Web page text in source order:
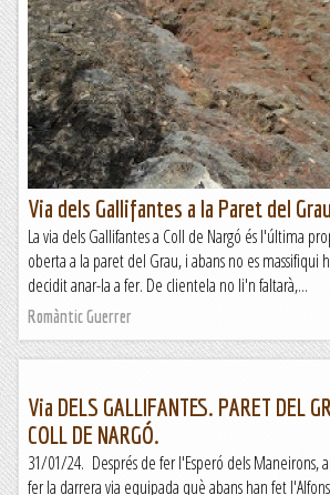
Aquest matí, mentre feia una escaladeta a la paret
Devessó a Malanyeu, he tingut la sensació de veure
fotogrames encara per venir de la meva vida i,
aquest...
Romàntic Guerrer
Via dels Gallifantes a la Paret del
La via dels Gallifantes a Coll de Nargó és l'última
oberta a la paret del Grau, i abans no es massifiqui
decidit anar-la a fer. De clientela no li'n faltarà,...
Romàntic Guerrer
Via DELS GALLIFANTES. PARET DEL
COLL DE NARGÓ.
31/01/24. Després de fer l'Esperó dels Maneirons,
fer la darrera via equipada què abans han fet